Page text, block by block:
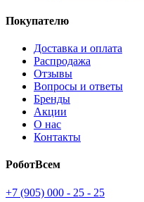
Покупателю
Доставка и оплата
Распродажа
Отзывы
Вопросы и ответы
Бренды
Акции
О нас
Контакты
РоботВсем
+7 (905) 000 - 25 - 25